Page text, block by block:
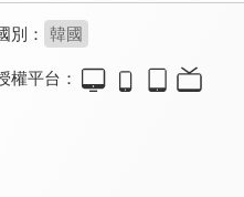
別： 韓國
權平台：